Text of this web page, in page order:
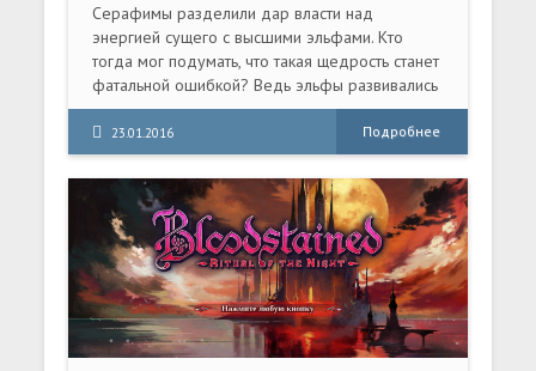
Серафимы разделили дар власти над
энергией сущего с высшими эльфами. Кто
тогда мог подумать, что такая щедрость станет
фатальной ошибкой? Ведь эльфы развивались
настолько стремительно и вскоре некоторые
из них решили бросить вызов самим богам!
Другая часть эльфийского общества выступила
против дерзких безумцев. Вся Анкария
раскололась надвое. Использовать энергию,
чтобы стать выше бессмертных, или спасти то,
что ещё не погибло, - теперь решать вам. Это
диск включает в себя лучшую RPG 2008 года
"Sacred 2: Падший ангел", а также её
продолжение "Sacred 2: Лед и Кровь", в
которой вас ожидают новые области, квесты и
23.01.2016 Подробнее